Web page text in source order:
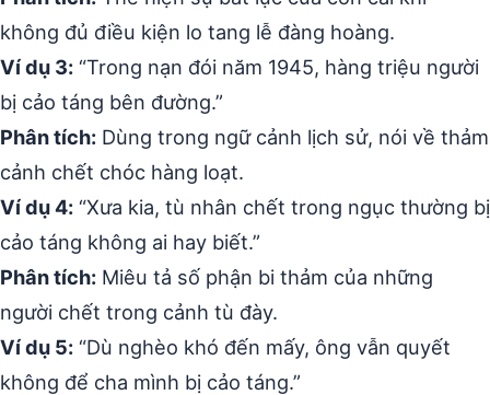
không đủ điều kiện lo tang lễ đàng hoàng.
Ví dụ 3: “Trong nạn đói năm 1945, hàng triệu người
bị cảo táng bên đường.”
Phân tích: Dùng trong ngữ cảnh lịch sử, nói về thảm
cảnh chết chóc hàng loạt.
Ví dụ 4: “Xưa kia, tù nhân chết trong ngục thường bị
cảo táng không ai hay biết.”
Phân tích: Miêu tả số phận bi thảm của những
người chết trong cảnh tù đày.
Ví dụ 5: “Dù nghèo khó đến mấy, ông vẫn quyết
không để cha mình bị cảo táng.”